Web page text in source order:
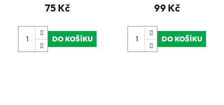
75 Kč
DO KOŠÍKU
99 Kč
DO KOŠÍKU